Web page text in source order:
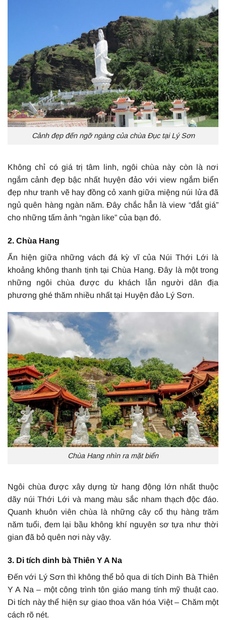
Cảnh đẹp đến ngỡ ngàng của chùa Đục tại Lý Sơn
Không chỉ có giá trị tâm linh, ngôi chùa này còn là nơi
ngắm cảnh đẹp bậc nhất huyện đảo với view ngắm biển
đẹp như tranh vẽ hay đồng cỏ xanh giữa miệng núi lửa đã
ngủ quên hàng ngàn năm. Đây chắc hẳn là view “đắt giá”
cho những tấm ảnh “ngàn like” của bạn đó.
2. Chùa Hang
Ẩn hiện giữa những vách đá kỳ vĩ của Núi Thới Lới là
khoảng không thanh tịnh tại Chùa Hang. Đây là một trong
những ngôi chùa được du khách lẫn người dân địa
phương ghé thăm nhiều nhất tại Huyện đảo Lý Sơn.
Chùa Hang nhìn ra mặt biển
Ngôi chùa được xây dựng từ hang động lớn nhất thuộc
dãy núi Thới Lới và mang màu sắc nham thạch độc đáo.
Quanh khuôn viên chùa là những cây cổ thụ hàng trăm
năm tuổi, đem lại bầu không khí nguyên sơ tựa như thời
gian đã bỏ quên nơi này vậy.
3. Di tích dinh bà Thiên Y A Na
Đến với Lý Sơn thì không thể bỏ qua di tích Dinh Bà Thiên
Y A Na – một công trình tôn giáo mang tính mỹ thuật cao.
Di tích này thể hiện sự giao thoa văn hóa Việt – Chăm một
cách rõ nét.